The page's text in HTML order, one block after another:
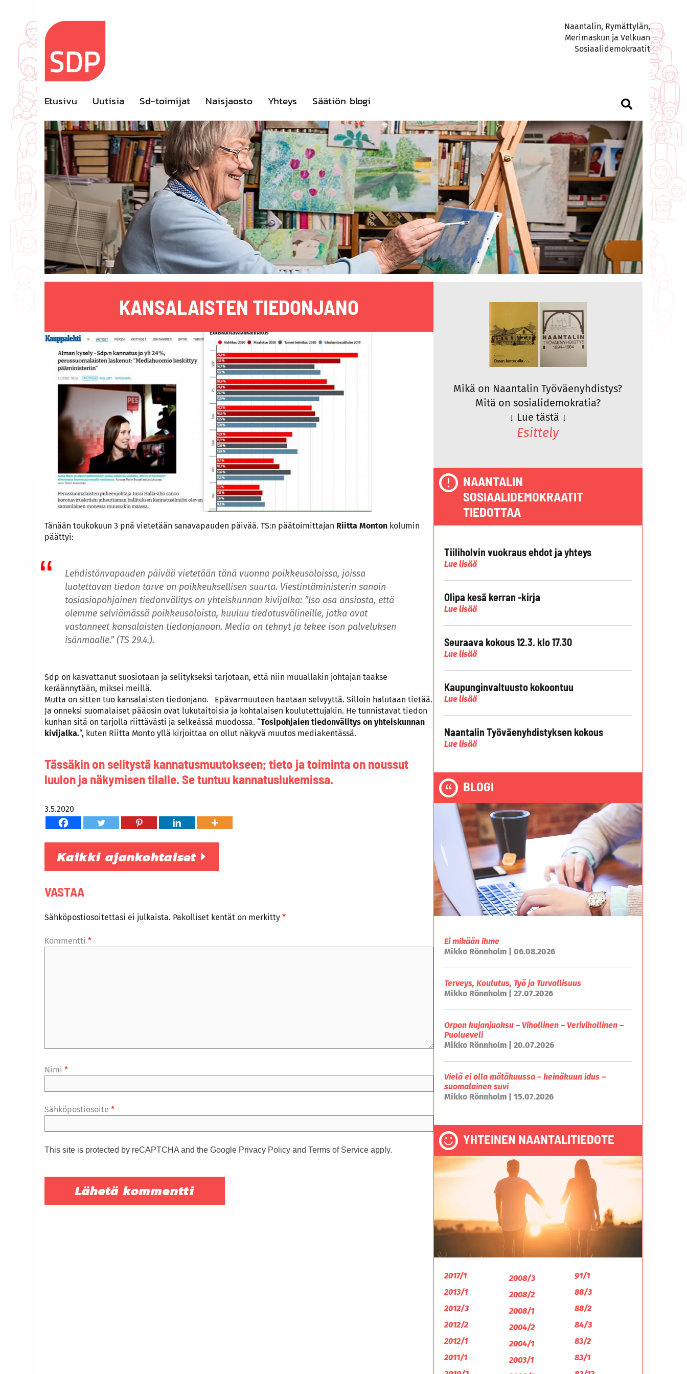
content
Naantalin, Rymättylän,
Merimaskun ja Velkuan
Sosiaalidemokraatit
Etusivu Uutisia Sd-toimijat Naisjaosto Yhteys Säätiön blogi
KANSALAISTEN TIEDONJANO
Tänään toukokuun 3 pnä vietetään sanavapauden päivää. TS:n päätoimittajan Riitta Monton kolumin
päättyi:
Lehdistönvapauden päivää vietetään tänä vuonna poikkeusoloissa, joissa
luotettavan tiedon tarve on poikkeuksellisen suurta. Viestintäministerin sanoin
tosiasiapohjainen tiedonvälitys on yhteiskunnan kivijalka: ”Iso osa ansiosta, että
olemme selviämässä poikkeusoloista, kuuluu tiedotusvälineille, jotka ovat
vastanneet kansalaisten tiedonjanoon. Media on tehnyt ja tekee ison palveluksen
isänmaalle.” (TS 29.4.).
Sdp on kasvattanut suosiotaan ja selitykseksi tarjotaan, että niin muuallakin johtajan taakse
keräännytään, miksei meillä.
Mutta on sitten tuo kansalaisten tiedonjano. Epävarmuuteen haetaan selvyyttä. Silloin halutaan tietää.
Ja onneksi suomalaiset pääosin ovat lukutaitoisia ja kohtalaisen koulutettujakin. He tunnistavat tiedon
kunhan sitä on tarjolla riittävästi ja selkeässä muodossa. “Tosipohjaien tiedonvälitys on yhteiskunnan
kivijalka.“, kuten Riitta Monto yllä kirjoittaa on ollut näkyvä muutos mediakentässä.
Tässäkin on selitystä kannatusmuutokseen; tieto ja toiminta on noussut
luulon ja näkymisen tilalle. Se tuntuu kannatuslukemissa.
3.5.2020
Kaikki ajankohtaiset
VASTAA
Sähköpostiosoitettasi ei julkaista. Pakolliset kentät on merkitty *
Kommentti *
Nimi *
Sähköpostiosoite *
This site is protected by reCAPTCHA and the Google Privacy Policy and Terms of Service apply.
Mikä on Naantalin Työväenyhdistys?
Mitä on sosialidemokratia?
↓ Lue tästä ↓
Esittely
NAANTALIN
SOSIAALIDEMOKRAATIT
TIEDOTTAA
Tiiliholvin vuokraus ehdot ja yhteys
Lue lisää
Olipa kesä kerran -kirja
Lue lisää
Seuraava kokous 12.3. klo 17.30
Lue lisää
Kaupunginvaltuusto kokoontuu
Lue lisää
Naantalin Työväenyhdistyksen kokous
Lue lisää
BLOGI
Ei mikään ihme
Mikko Rönnholm | 06.08.2026
Terveys, Koulutus, Työ ja Turvallisuus
Mikko Rönnholm | 27.07.2026
Orpon kujanjuoksu – Vihollinen – Verivihollinen –
Puolueveli
Mikko Rönnholm | 20.07.2026
Vielä ei olla mätäkuussa – heinäkuun idus –
suomalainen suvi
Mikko Rönnholm | 15.07.2026
YHTEINEN NAANTALITIEDOTE
2017/1
2013/1
2012/3
2012/2
2012/1
2011/1
2008/3
2008/2
2008/1
2004/2
2004/1
2003/1
91/1
88/3
88/2
84/3
83/2
83/1